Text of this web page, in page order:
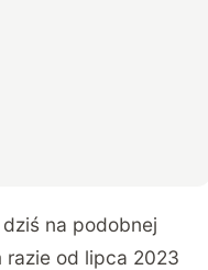
na podobnej
razie od lipca 2023